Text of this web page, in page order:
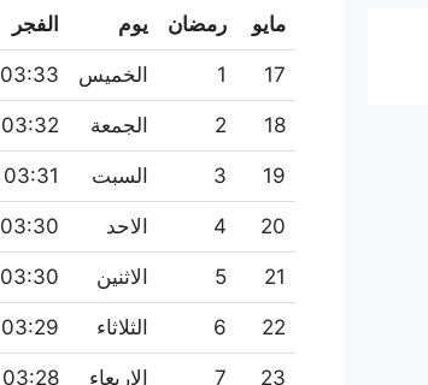
مايو رمضان يوم الفجر
17
1 الخميس 03:33 AM
18
2 الجمعة 03:32 AM
19
3 السبت 03:31 AM
20
4 الاحد 03:30 AM
21
5 الاثنين 03:30 AM
22
6 الثلاثاء 03:29 AM
23
7 الاربعاء 03:28 AM